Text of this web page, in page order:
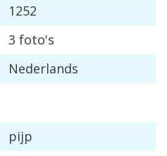
1252
3 foto's
Nederlands
pijp